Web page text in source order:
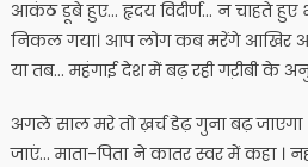
आकंठ डूबे हुए… हृदय विदीर्ण… न चाहते हुए
निकल गया। आप लोग कब मरेंगे आखिर
या तब… महंगाई देश में बढ़ रही गऱीबी के
अगले साल मरे तो ख़र्च डेढ़ गुना बढ़ जाएगा
जाएं… माता-पिता ने कातर स्वर में कहा